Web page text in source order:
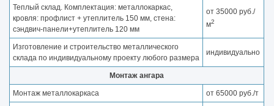
Теплый склад. Комплектация: металлокаркас,
кровля: профлист + утеплитель 150 мм, стена:
сэндвич-панели+утеплитель 120 мм
от 35000 руб./
м2
Изготовление и строительство металлического
склада по индивидуальному проекту любого размера
индивидуально
Монтаж ангара
Монтаж металлокаркаса от 65000 руб./т